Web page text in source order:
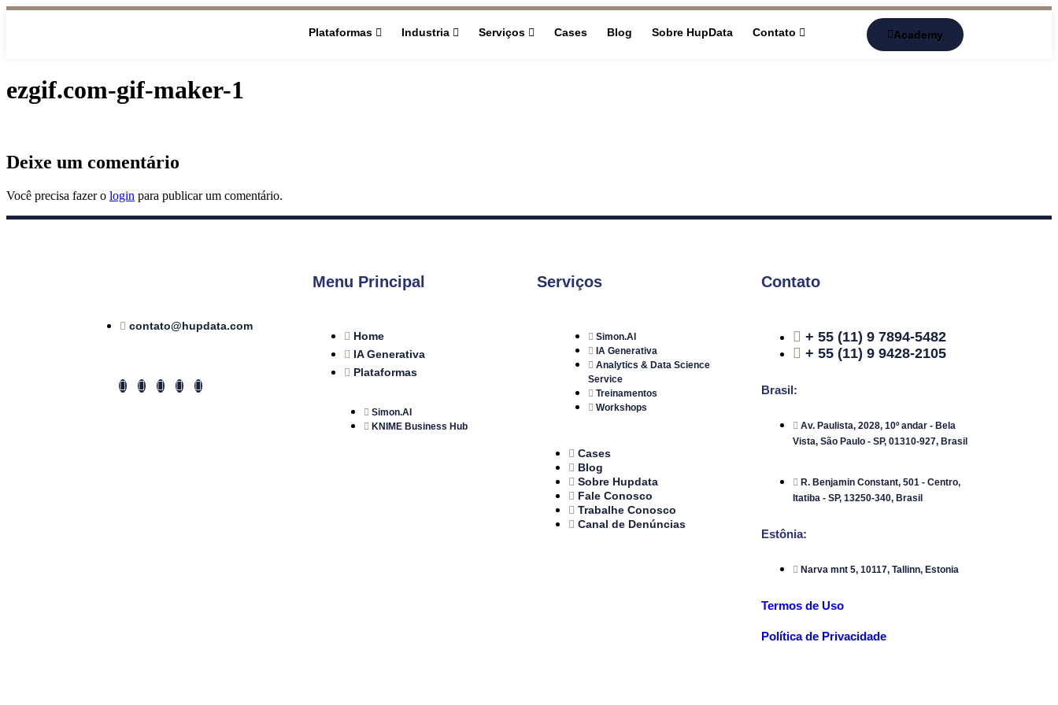
Plataformas Industria Serviços Cases Blog Sobre HupData Contato Academy
ezgif.com-gif-maker-1
Deixe um comentário
Você precisa fazer o login para publicar um comentário.
contato@hupdata.com
Menu Principal
Home
IA Generativa
Plataformas
Simon.AI
KNIME Business Hub
Serviços
Simon.AI
IA Generativa
Analytics & Data Science
Service
Treinamentos
Workshops
Cases
Blog
Sobre Hupdata
Fale Conosco
Trabalhe Conosco
Canal de Denúncias
Contato
+ 55 (11) 9 7894-5482
+ 55 (11) 9 9428-2105
Brasil:
Av. Paulista, 2028, 10º andar - Bela
Vista, São Paulo - SP, 01310-927, Brasil
R. Benjamin Constant, 501 - Centro,
Itatiba - SP, 13250-340, Brasil
Estônia:
Narva mnt 5, 10117, Tallinn, Estonia
Termos de Uso
Política de Privacidade